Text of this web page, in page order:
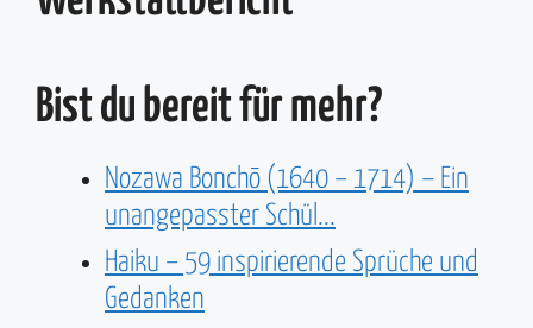
Bist du bereit für mehr?
Nozawa Bonchō (1640 – 1714) – Ein
unangepasster Schül...
Haiku – 59 inspirierende Sprüche und
Gedanken